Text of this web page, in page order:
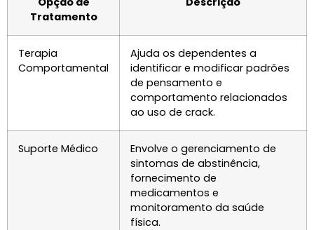
Tratamento
Terapia
Comportamental
Ajuda os dependentes a
identificar e modificar padrões
de pensamento e
comportamento relacionados
ao uso de crack.
Suporte Médico
Envolve o gerenciamento de
sintomas de abstinência,
fornecimento de
medicamentos e
monitoramento da saúde
física.